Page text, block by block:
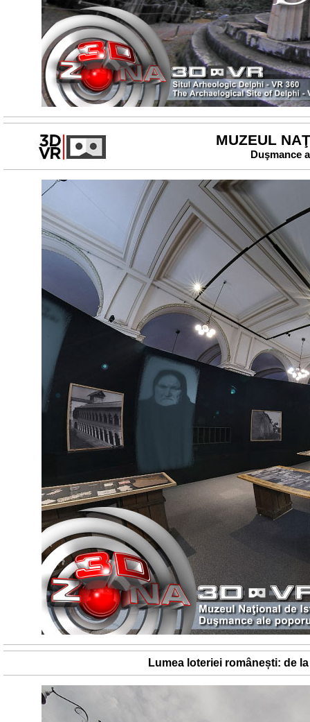
MUZEUL
Duşmance
Lumea loteriei românești: de